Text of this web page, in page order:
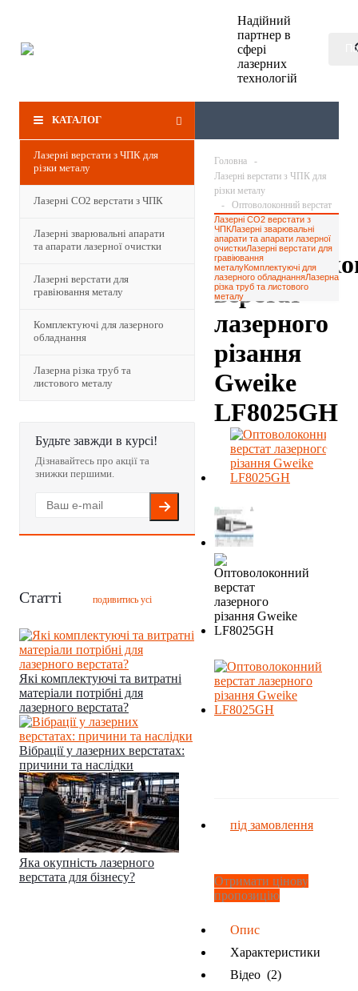
Надійний
партнер в
сфері
лазерних
технологій
КАТАЛОГ
Лазерні верстати з ЧПК для
різки металу
Лазерні СО2 верстати з ЧПК
Лазерні зварювальні апарати
та апарати лазерної очистки
Лазерні верстати для
гравіювання металу
Комплектуючі для лазерного
обладнання
Лазерна різка труб та
листового металу
Будьте завжди в курсі!
Дізнавайтесь про акції та
знижки першими.
Статті подивитись усі
Які комплектуючі та витратні
матеріали потрібні для
лазерного верстата?
Вібрації у лазерних верстатах:
причини та наслідки
Яка окупність лазерного
верстата для бізнесу?
Головна
-
Лазерні верстати з ЧПК для
різки металу
Лазерні СО2 верстати з
ЧПКЛазерні зварювальні
апарати та апарати лазерної
очисткиЛазерні верстати для
гравіювання
металуКомплектуючі для
лазерного обладнанняЛазерна
різка труб та листового
металу
-
Оптоволоконний верстат
лазерного різання Gweike
LF8025GH
верстат
лазерного
різання
Gweike
LF8025GH
під замовлення
Отримати цінову
пропозицію
Опис
Характеристики
Відео (2)